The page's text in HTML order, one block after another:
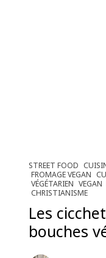
STREET FOOD
FROMAGE VEGAN
VÉGÉTARIEN VEGAN
CHRISTIANISME
Les
bouches